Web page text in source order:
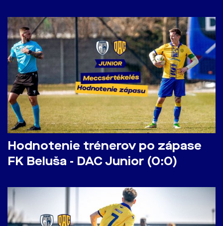
Hodnotenie trénerov po zápase
FK Beluša - DAC Junior (0:0)